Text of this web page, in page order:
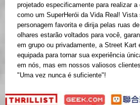
projetado especificamente para realizar
como um SuperHerói da Vida Real! Vista
personagem favorita e dirija pelas ruas
olhares estarão voltados para você,
em grupo ou privadamente, a Street Kart
equipada para tornar sua experiência
em nós, mas em nossos valiosos
"Uma vez nunca é suficiente"!